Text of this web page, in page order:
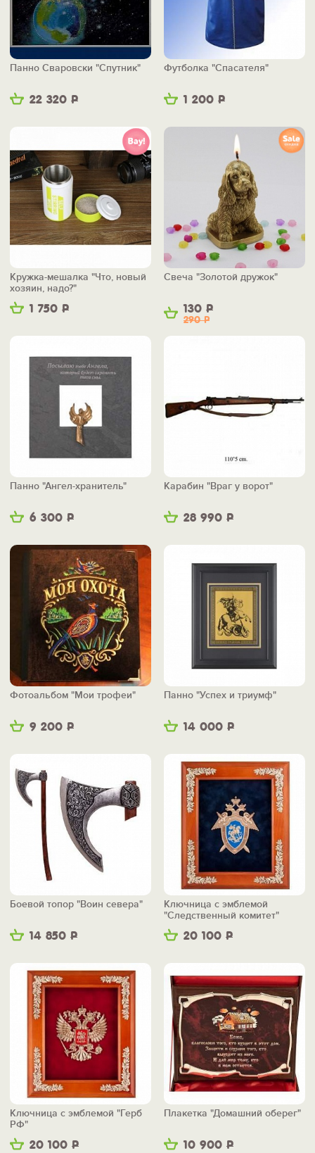
22 320 Р
Панно Сваровски "Спутник"
1 200 Р
Футболка "Спасателя"
1 750 Р
Кружка-мешалка "Что, новый
хозяин, надо?"
130 Р
290Р
Свеча "Золотой дружок"
6 300 Р
Панно "Ангел-хранитель"
28 990 Р
Карабин "Враг у ворот"
9 200 Р
Фотоальбом "Мои трофеи"
14 000 Р
Панно "Успех и триумф"
14 850 Р
Боевой топор "Воин севера"
20 100 Р
Ключница с эмблемой
"Следственный комитет"
20 100 Р
Ключница с эмблемой "Герб
РФ"
10 900 Р
Плакетка "Домашний оберег"